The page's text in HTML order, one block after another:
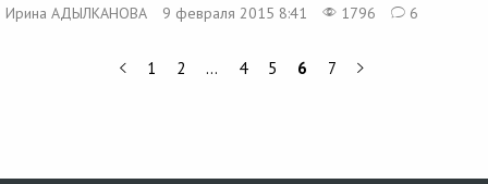
Ирина АДЫЛКАНОВА
9 февраля 2015 8:41 1796 6
1 2 … 4 5 6 7